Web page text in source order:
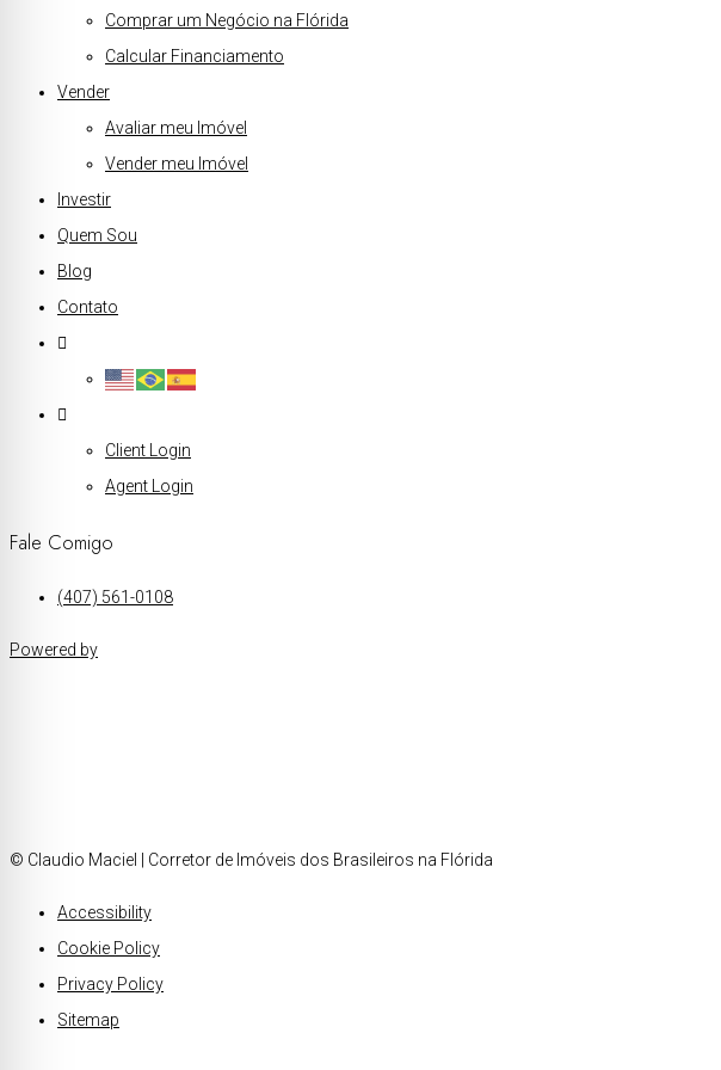
Comprar um Negócio na Flórida
Calcular Financiamento
Vender
Avaliar meu Imóvel
Vender meu Imóvel
Investir
Quem Sou
Blog
Contato
Client Login
Agent Login
Fale Comigo
(407) 561-0108
Powered by
© Claudio Maciel | Corretor de Imóveis dos Brasileiros na Flórida
Accessibility
Cookie Policy
Privacy Policy
Sitemap